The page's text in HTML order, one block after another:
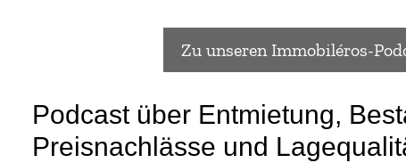
Zu unseren Immobiléros-
Podcast über Entmietung,
Preisnachlässe und